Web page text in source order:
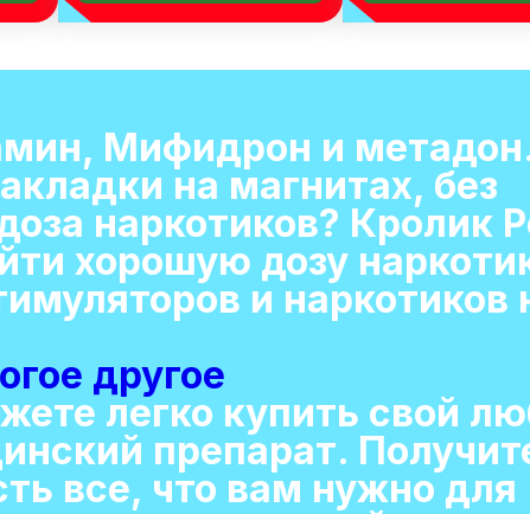
Мифидрон и
на магнитах, без
наркотиков? Кролик
хорошую дозу
и наркотиков
другое
легко купить свой
препарат.
все, что вам нужно для